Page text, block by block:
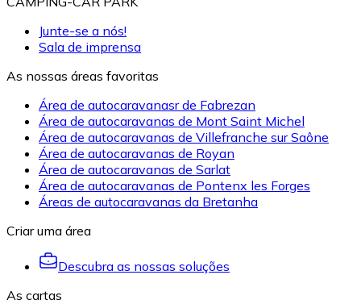
Junte-se a nós!
Sala de imprensa
As nossas áreas favoritas
Área de autocaravanasr de Fabrezan
Área de autocaravanas de Mont Saint Michel
Área de autocaravanas de Villefranche sur Saône
Área de autocaravanas de Royan
Área de autocaravanas de Sarlat
Área de autocaravanas de Pontenx les Forges
Áreas de autocaravanas da Bretanha
Criar uma área
Descubra as nossas soluções
As cartas